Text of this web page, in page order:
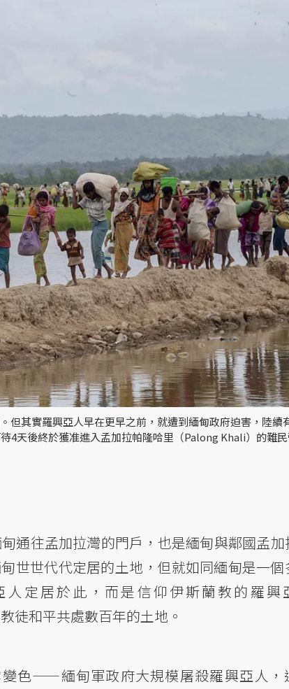
但其實羅興亞人早在更早之前，就遭到緬甸政府迫害，陸續
4天後終於獲准進入孟加拉帕隆哈里（Palong Khali）的難民
通往孟加拉灣的門戶，也是緬甸與鄰國孟加
世世代代定居的土地，但就如同緬甸是一個
定居於此，而是信仰伊斯蘭教的羅興
徒和平共處數百年的土地。
色——緬甸軍政府大規模屠殺羅興亞人，